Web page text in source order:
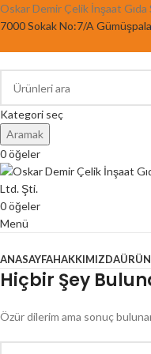
Oskar Demir Çelik İnşaat
7000 Sokak No:7/A
Kategori seç
Aramak
0öğeler
0öğeler
Menü
ANASAYFAHAKKIMIZDA
Hiçbir Şey
Özür dilerim ama sonuç